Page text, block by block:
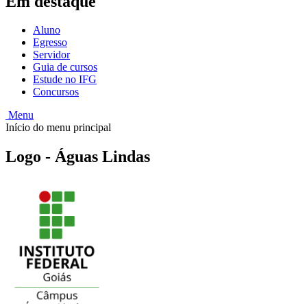
Aluno
Egresso
Servidor
Guia de cursos
Estude no IFG
Concursos
Menu
Início do menu principal
Logo - Águas Lindas